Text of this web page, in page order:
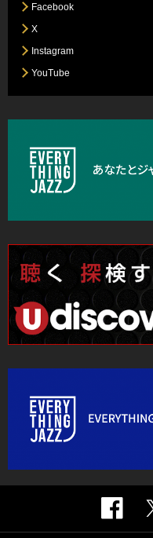
Facebook
X
Instagram
YouTube